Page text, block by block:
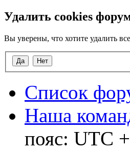
Удалить cookies
Вы уверены, что хотите удалить
Список
Наша
пояс: UTC